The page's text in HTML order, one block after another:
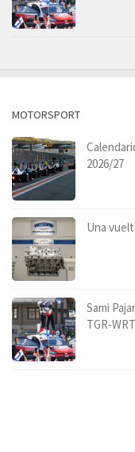
MOTORSPORT
2026/27
Una
Sami
TGR-WRT